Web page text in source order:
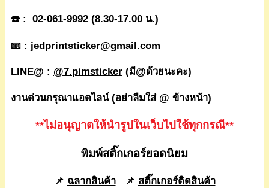
☎️ : 02-061-9992 (8.30-17.00 น.)
📧 : jedprintsticker@gmail.com
LINE@ : @7.pimsticker (มี@ด้วยนะคะ)
งานด่วนกรุณาแอดไลน์ (อย่าลืมใส่ @ ข้างหน้า)
**ไม่อนุญาตให้นำรูปในเว็บไปใช้ทุกกรณี**
พิมพ์สติ๊กเกอร์ยอดนิยม
📌 ฉลากสินค้า📌 สติ๊กเกอร์ติดสินค้า